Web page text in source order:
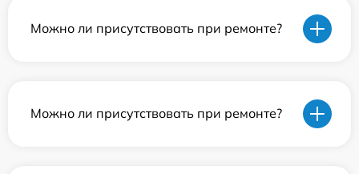
Можно ли присутствовать при ремонте?
Можно ли присутствовать при ремонте?